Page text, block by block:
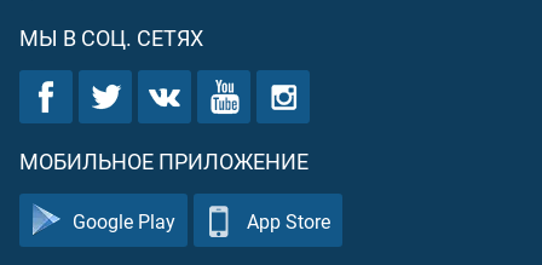
МЫ В СОЦ. СЕТЯХ
МОБИЛЬНОЕ ПРИЛОЖЕНИЕ
Google Play App Store